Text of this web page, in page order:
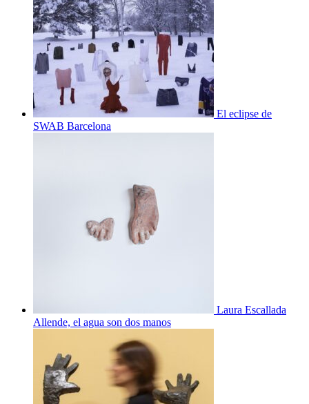
El eclipse de
SWAB Barcelona
Laura Escallada
Allende, el agua son dos manos